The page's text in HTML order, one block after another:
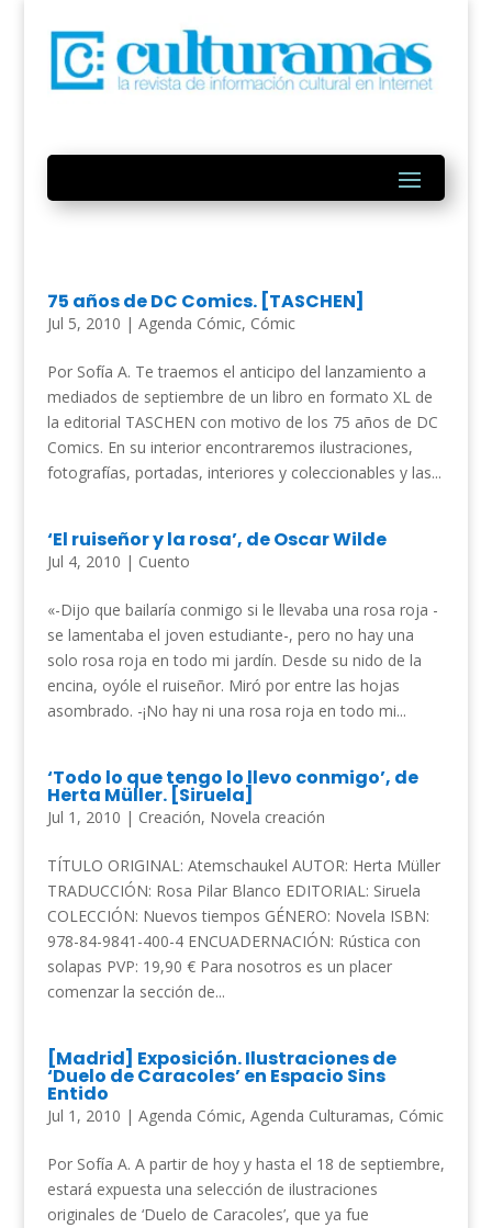
75 años de DC Comics. [TASCHEN]
Jul 5, 2010 | Agenda Cómic, Cómic
Por Sofía A. Te traemos el anticipo del lanzamiento a
mediados de septiembre de un libro en formato XL de
la editorial TASCHEN con motivo de los 75 años de DC
Comics. En su interior encontraremos ilustraciones,
fotografías, portadas, interiores y coleccionables y las...
‘El ruiseñor y la rosa’, de Oscar Wilde
Jul 4, 2010 | Cuento
«-Dijo que bailaría conmigo si le llevaba una rosa roja -
se lamentaba el joven estudiante-, pero no hay una
solo rosa roja en todo mi jardín. Desde su nido de la
encina, oyóle el ruiseñor. Miró por entre las hojas
asombrado. -¡No hay ni una rosa roja en todo mi...
‘Todo lo que tengo lo llevo conmigo’, de
Herta Müller. [Siruela]
Jul 1, 2010 | Creación, Novela creación
TÍTULO ORIGINAL: Atemschaukel AUTOR: Herta Müller
TRADUCCIÓN: Rosa Pilar Blanco EDITORIAL: Siruela
COLECCIÓN: Nuevos tiempos GÉNERO: Novela ISBN:
978-84-9841-400-4 ENCUADERNACIÓN: Rústica con
solapas PVP: 19,90 € Para nosotros es un placer
comenzar la sección de...
[Madrid] Exposición. Ilustraciones de
‘Duelo de Caracoles’ en Espacio Sins
Entido
Jul 1, 2010 | Agenda Cómic, Agenda Culturamas, Cómic
Por Sofía A. A partir de hoy y hasta el 18 de septiembre,
estará expuesta una selección de ilustraciones
originales de ‘Duelo de Caracoles’, que ya fue